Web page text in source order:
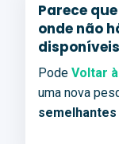
Parece
onde não
Pode Voltar
uma nova
semelhantes